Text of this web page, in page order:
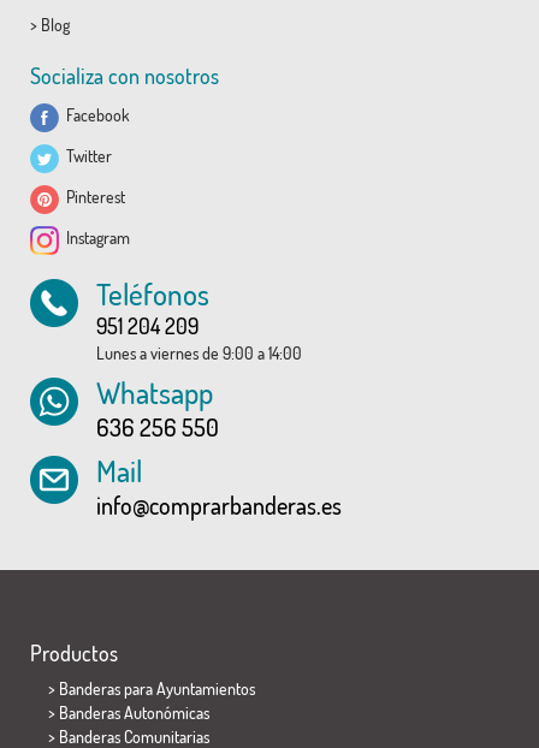
> Blog
Socializa con nosotros
Facebook
Twitter
Pinterest
Instagram
Teléfonos
951 204 209
Lunes a viernes de 9:00 a 14:00
Whatsapp
636 256 550
Mail
info@comprarbanderas.es
Productos
> Banderas para Ayuntamientos
> Banderas Autonómicas
> Banderas Comunitarias